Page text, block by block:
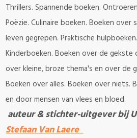
Thrillers. Spannende boeken.
Poëzie. Culinaire boeken. Boeken
leven gegrepen. Praktische
Kinderboeken. Boeken over de gekste
over kleine, broze thema's en over de
Boeken over alles. Boeken over niets.
en door mensen van vlees en bloed.
auteur & stichter-uitgever bij
Stefaan Van Laere